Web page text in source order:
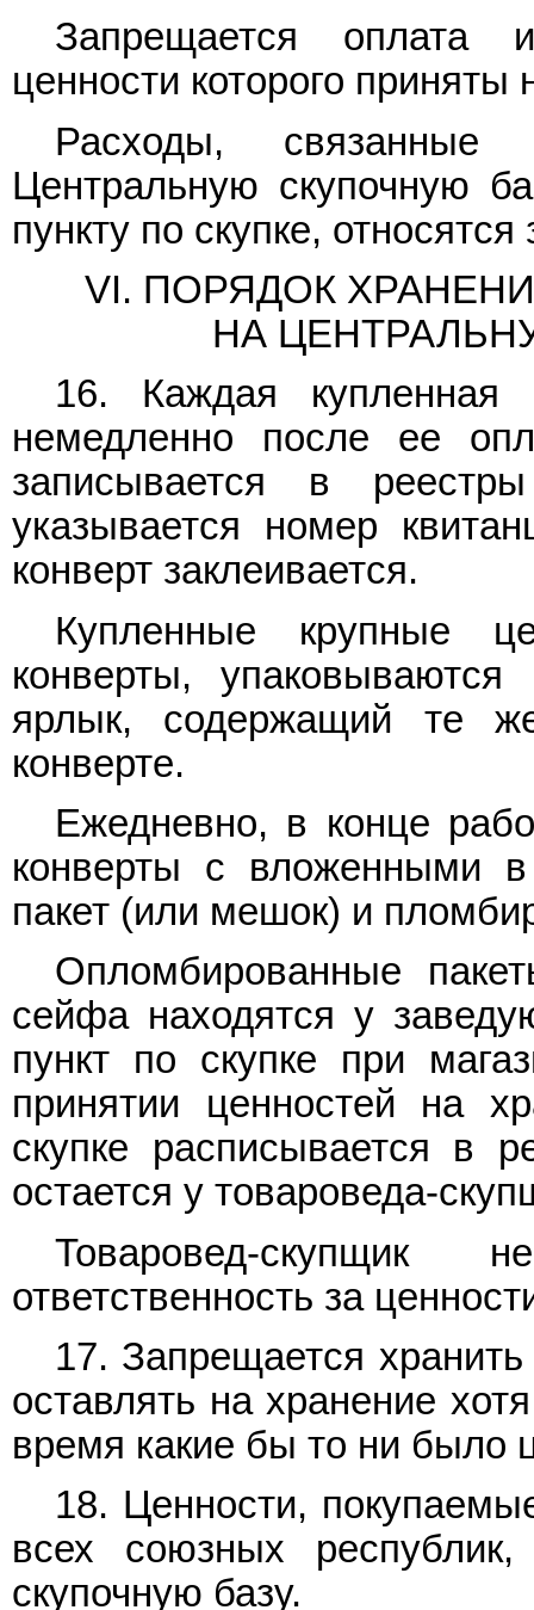
Запрещается оплата
ценности которого
Расходы,
Центральную скупочную
пункту по скупке,
VI. ПОРЯДОК
НА
16. Каждая купленная
немедленно после ее
записывается в
указывается номер
конверт заклеивается.
Купленные крупные
конверты,
ярлык, содержащий те
конверте.
Ежедневно, в конце
конверты с вложенными
пакет (или мешок) и
Опломбированные
сейфа находятся у
пункт по скупке при
принятии ценностей на
скупке расписывается в
остается у товароведа-
Товаровед-скупщик
ответственность за
17. Запрещается
оставлять на хранение
время какие бы то ни было
18. Ценности,
всех союзных
скупочную базу.